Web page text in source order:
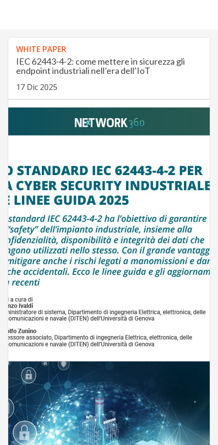
WHITE PAPER
IEC 62443-4-2: come mettere in sicurezza gli
endpoint industriali nell’era dell’IoT
17 Dic 2025